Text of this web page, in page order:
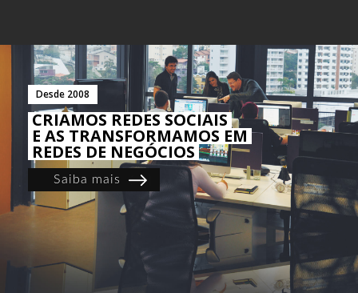
Desde 2008
CRIAMOS REDES SOCIAIS
E AS TRANSFORMAMOS EM
REDES DE NEGÓCIOS
Saiba mais